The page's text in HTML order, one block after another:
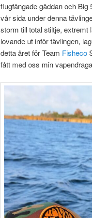
flugfångade gäddan och Big
vår sida under denna
storm till total stiltje, extremt
lovande ut inför tävlingen,
detta året för Team Fisheco
fått med oss min